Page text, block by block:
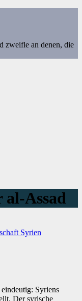
zweifle an denen, die
al-Assad
Syrien
Syriens
Der syrische